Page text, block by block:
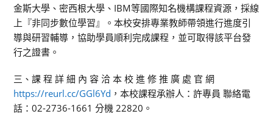
金斯大學、密西根大學、IBM等國際知名機構課程資源，採線
上『非同步數位學習』。本校安排專業教師帶領進行進度引
導與研習輔導，協助學員順利完成課程，並可取得該平台發
行之證書。
三、課 程 詳 細 內 容 洽 本 校 進 修 推 廣 處 官 網
https://reurl.cc/GGl6Yd ，本校課程承辦人：許專員 聯絡電
話：02-2736-1661 分機 22820。